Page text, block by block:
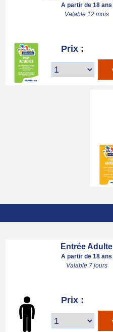
A partir de 18 ans
Valable 12 mois
Prix :
Entrée Adulte
A partir de 18 ans
Valable 7 jours
Prix :